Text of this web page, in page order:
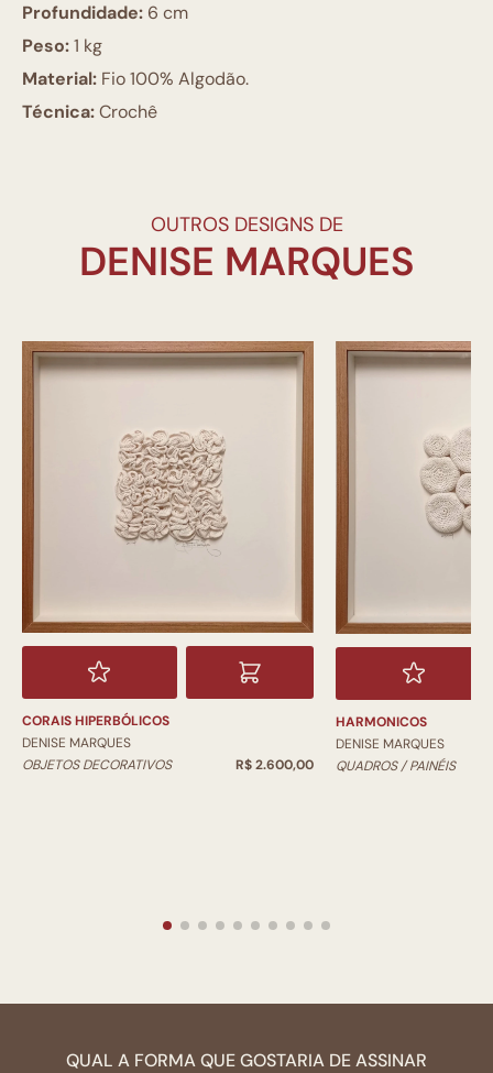
Profundidade: 6 cm
Peso:1 kg
Material: Fio 100% Algodão.
Técnica:Crochê
OUTROS DESIGNS DE
CORAIS HIPERBÓLICOS
DENISE MARQUES
OBJETOS DECORATIVOS
R$ 2.600,00
HARMONICOS
DENISE MARQUES
QUADROS / PAINÉIS
QUAL A FORMA QUE GOSTARIA DE ASSINAR